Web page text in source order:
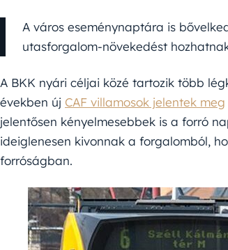
A város eseménynaptára is
utasforgalom-növekedést
A BKK nyári céljai közé tartozik több
években új CAF villamosok jelentek meg
jelentősen kényelmesebbek is a forró
ideiglenesen kivonnak a forgalomból,
forróságban.